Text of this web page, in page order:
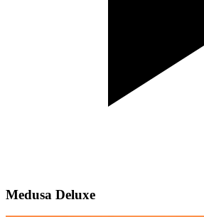
Medusa Deluxe